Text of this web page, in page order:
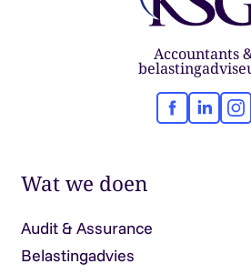
Accountants
Facebook
Wat we doen
Audit & Assurance
Belastingadvies